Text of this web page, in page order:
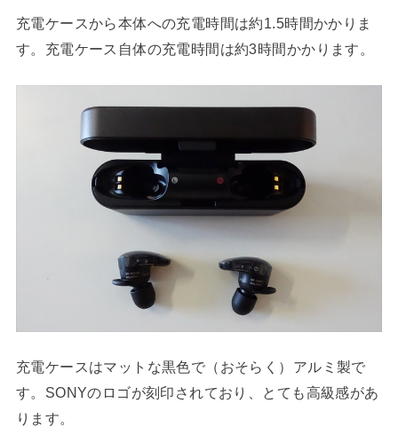
充電ケースから本体への充電時間は約1.5時間かかりま
す。充電ケース自体の充電時間は約3時間かかります。
充電ケースはマットな黒色で（おそらく）アルミ製で
す。SONYのロゴが刻印されており、とても高級感があ
ります。